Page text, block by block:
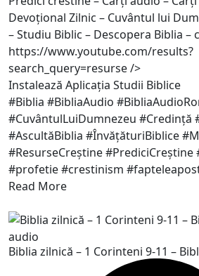
Devoțional Zilnic – Cuvântul lui
– Studiu Biblic – Descopera Biblia
https://www.youtube.com/results?
search_query=resurse/>
Instalează Aplicația Studii Biblice
#Biblia #BibliaAudio
#CuvântulLuiDumnezeu #Credință
#AscultăBiblia #ÎnvățăturiBiblice
#ResurseCreștine #PrediciCreștine
#profetie #crestinism
Read More
Biblia zilnică – 1 Corinteni 9-11 –